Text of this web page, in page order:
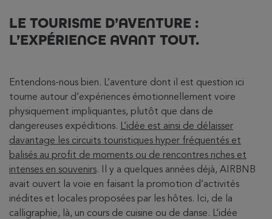
LE TOURISME D’AVENTURE :
L’EXPÉRIENCE AVANT TOUT.
Entendons-nous bien. L’aventure dont il est question ici
tourne autour d’expériences émotionnellement voire
physiquement impliquantes, plutôt que dans de
dangereuses expéditions. L’idée est ainsi de délaisser
davantage les circuits touristiques hyper fréquentés et
balisés au profit de moments ou de rencontres riches et
intenses en souvenirs. Il y a quelques années déjà, AIRBNB
avait ouvert la voie en faisant la promotion d’activités
inédites et locales proposées par les hôtes. Ici, de la
calligraphie, là, un cours de cuisine ou de danse. L’idée